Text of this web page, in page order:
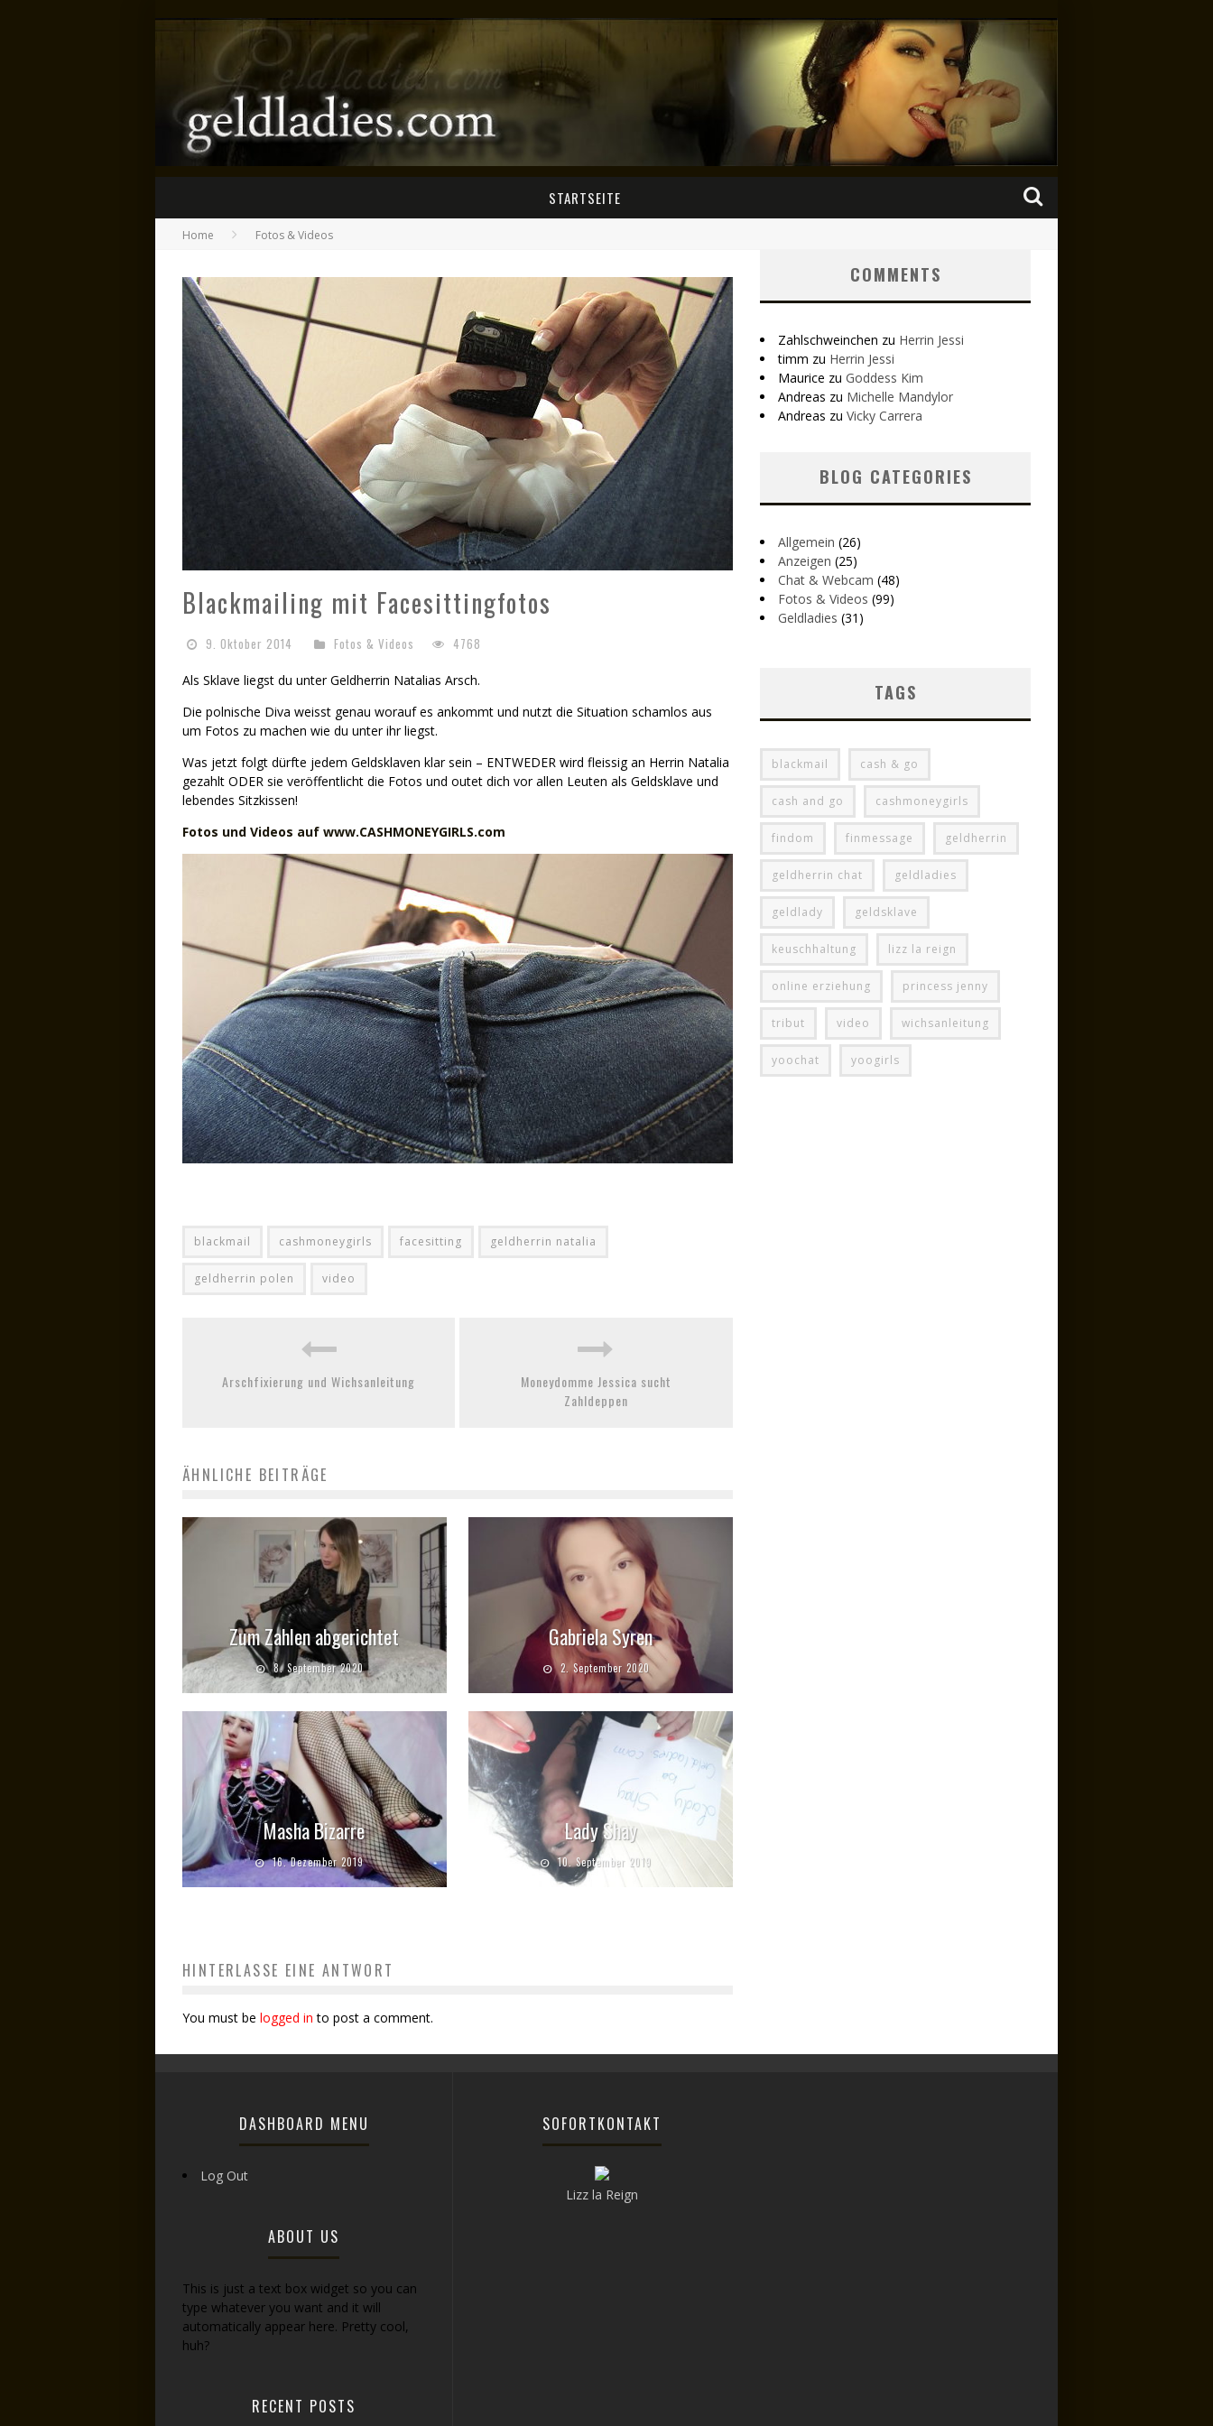
STARTSEITE
Home Fotos & Videos
Blackmailing mit Facesittingfotos
9. Oktober 2014 Fotos & Videos 4768
Als Sklave liegst du unter Geldherrin Natalias Arsch.
Die polnische Diva weisst genau worauf es ankommt und nutzt die Situation schamlos aus
um Fotos zu machen wie du unter ihr liegst.
Was jetzt folgt dürfte jedem Geldsklaven klar sein – ENTWEDER wird fleissig an Herrin Natalia
gezahlt ODER sie veröffentlicht die Fotos und outet dich vor allen Leuten als Geldsklave und
lebendes Sitzkissen!
Fotos und Videos auf www.CASHMONEYGIRLS.com
blackmail cashmoneygirls facesitting geldherrin natalia
geldherrin polen video
Arschfixierung und Wichsanleitung
Moneydomme Jessica sucht
Zahldeppen
ÄHNLICHE BEITRÄGE
Zum Zahlen abgerichtet
8. September 2020
Gabriela Syren
2. September 2020
Masha Bizarre
16. Dezember 2019
Lady Shay
10. September 2019
HINTERLASSE EINE ANTWORT
You must be logged in to post a comment.
COMMENTS
Zahlschweinchen zu Herrin Jessi
timm zu Herrin Jessi
Maurice zu Goddess Kim
Andreas zu Michelle Mandylor
Andreas zu Vicky Carrera
BLOG CATEGORIES
Allgemein (26)
Anzeigen (25)
Chat & Webcam (48)
Fotos & Videos (99)
Geldladies (31)
TAGS
blackmail cash & go
cash and go cashmoneygirls
findom finmessage geldherrin
geldherrin chat geldladies
geldlady geldsklave
keuschhaltung lizz la reign
online erziehung princess jenny
tribut video wichsanleitung
yoochat yoogirls
DASHBOARD MENU
Log Out
ABOUT US
This is just a text box widget so you can
type whatever you want and it will
automatically appear here. Pretty cool,
huh?
RECENT POSTS
SOFORTKONTAKT
Lizz la Reign